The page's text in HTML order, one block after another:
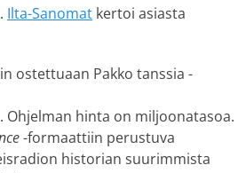
Ilta-Sanomat kertoi asiasta
ostettuaan Pakko tanssia -
Ohjelman hinta on miljoonatasoa.
-formaattiin perustuva
historian suurimmista